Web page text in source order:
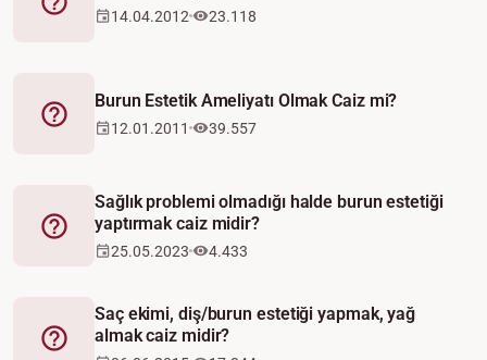
Fetva 14.04.2012 23.118
Fetva
Burun Estetik Ameliyatı Olmak Caiz mi?
12.01.2011 39.557
Fetva
Sağlık problemi olmadığı halde burun estetiği
yaptırmak caiz midir?
25.05.2023 4.433
Fetva
Saç ekimi, diş/burun estetiği yapmak, yağ
almak caiz midir?